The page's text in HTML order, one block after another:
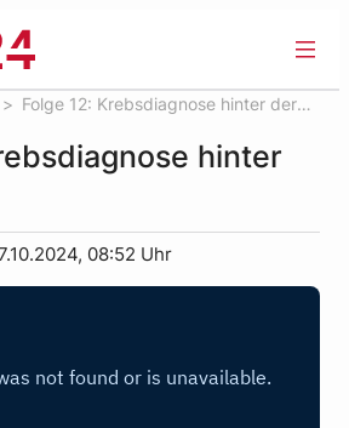
Folge 12: Krebsdiagnose hinter der
hinter
08:52 Uhr